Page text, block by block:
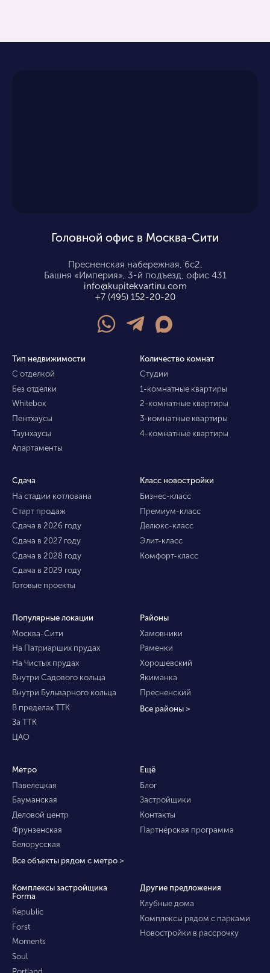
Головной офис в Москва-Сити
Пресненская набережная, 6с2,
Башня «Империя», 3-й подъезд, офис 431
info@kupitekvartiru.com
+7 (495) 152-20-20
Тип недвижимости
С отделкой
Без отделки
Whitebox
Пентхаусы
Таунхаусы
Апартаменты
Количество комнат
Студии
1-комнатные квартиры
2-комнатные квартиры
3-комнатные квартиры
4-комнатные квартиры
Сдача
На стадии котлована
Старт продаж
Сдача в 2026 году
Сдача в 2027 году
Сдача в 2028 году
Сдача в 2029 году
Готовые проекты
Класс новостройки
Бизнес-класс
Премиум-класс
Делюкс-класс
Элит-класс
Комфорт-класс
Популярные локации
Москва-Сити
На Патриарших прудах
На Чистых прудах
Внутри Садового кольца
Внутри Бульварного кольца
В пределах ТТК
За ТТК
ЦАО
Районы
Хамовники
Раменки
Хорошевский
Якиманка
Пресненский
Все районы >
Метро
Павелецкая
Бауманская
Деловой центр
Фрунзенская
Белорусская
Все объекты рядом с метро >
Ещё
Блог
Застройщики
Контакты
Партнёрская программа
Комплексы застройщика
Forma
Republic
Forst
Moments
Soul
Portland
Другие предложения
Клубные дома
Комплексы рядом с парками
Новостройки в рассрочку